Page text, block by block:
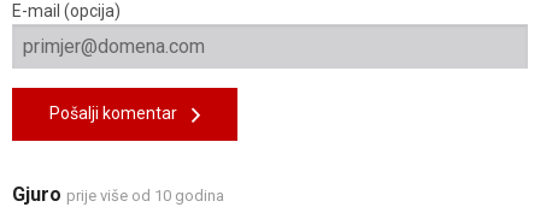
E-mail (opcija)
Pošalji komentar
Gjuro prije više od 10 godina